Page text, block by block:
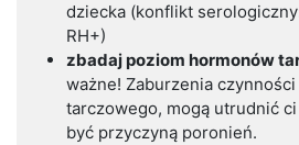
dziecka (konflikt
RH+)
zbadaj poziom hormonów
ważne! Zaburzenia czynności
tarczowego, mogą utrudnić
być przyczyną poronień.